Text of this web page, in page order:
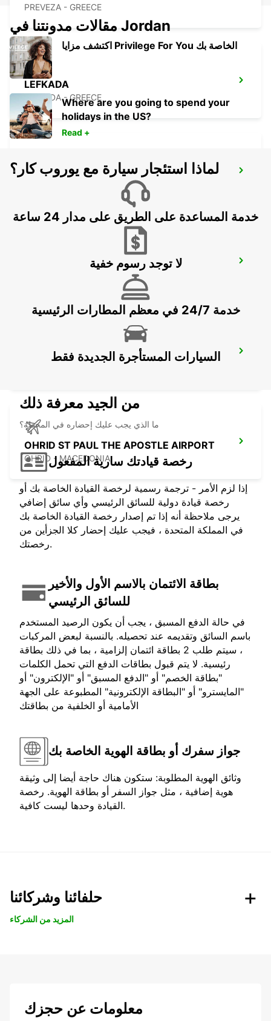
PREVEZA - GREECE
LEFKADA
LEFKADA - GREECE
LECCE SUD - CASTROMEDIANO
OHRID METROPOL LAKE RESORT
KEFALONIA AIRPORT
OHRID ST PAUL THE APOSTLE AIRPORT
OHRID - MACEDONIA
مقالات مدونتنا في Jordan
اكتشف مزايا Privilege For You الخاصة بك
Where are you going to spend your
holidays in the US?
Read +
لماذا استئجار سيارة مع يوروب كار؟
خدمة المساعدة على الطريق على مدار 24 ساعة
لا توجد رسوم خفية
خدمة 24/7 في معظم المطارات الرئيسية
السيارات المستأجرة الجديدة فقط
من الجيد معرفة ذلك
ما الذي يجب عليك إحضاره في المحطة؟
رخصة قيادتك سارية المفعول
إذا لزم الأمر - ترجمة رسمية لرخصة القيادة الخاصة بك أو
رخصة قيادة دولية للسائق الرئيسي وأي سائق إضافي
يرجى ملاحظة أنه إذا تم إصدار رخصة القيادة الخاصة بك
في المملكة المتحدة ، فيجب عليك إحضار كلا الجزأين من
رخصتك.
بطاقة الائتمان بالاسم الأول والأخير
للسائق الرئيسي
في حالة الدفع المسبق ، يجب أن يكون الرصيد المستخدم
باسم السائق وتقديمه عند تحصيله. بالنسبة لبعض المركبات
، سيتم طلب 2 بطاقة ائتمان إلزامية ، بما في ذلك بطاقة
رئيسية. لا يتم قبول بطاقات الدفع التي تحمل الكلمات
"بطاقة الخصم" أو "الدفع المسبق" أو "الإلكترون" أو
"المايسترو" أو "البطاقة الإلكترونية" المطبوعة على الجهة
الأمامية أو الخلفية من بطاقتك
جواز سفرك أو بطاقة الهوية الخاصة بك
وثائق الهوية المطلوبة: ستكون هناك حاجة أيضا إلى وثيقة
هوية إضافية ، مثل جواز السفر أو بطاقة الهوية. رخصة
القيادة وحدها ليست كافية.
حلفائنا وشركائنا
المزيد من الشركاء
معلومات عن حجزك